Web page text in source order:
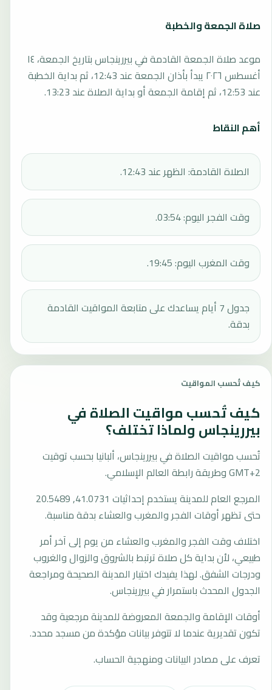
صلاة الجمعة والخطبة
موعد صلاة الجمعة القادمة في بيررينجاس بتاريخ الجمعة، ١٤
أغسطس ٢٠٢٦ يبدأ بأذان الجمعة عند 12:43، ثم بداية الخطبة
عند 12:53، ثم إقامة الجمعة أو بداية الصلاة عند 13:23.
أهم النقاط
الصلاة القادمة: الظهر عند 12:43.
وقت الفجر اليوم: 03:54.
وقت المغرب اليوم: 19:45.
جدول 7 أيام يساعدك على متابعة المواقيت القادمة
بدقة.
كيف تُحسب المواقيت
كيف تُحسب مواقيت الصلاة في
بيررينجاس ولماذا تختلف؟
تُحسب مواقيت الصلاة في بيررينجاس، ألبانيا بحسب توقيت
GMT+2 وطريقة رابطة العالم الإسلامي.
المرجع العام للمدينة يستخدم إحداثيات 41.0731, 20.5489
حتى تظهر أوقات الفجر والمغرب والعشاء بدقة مناسبة.
اختلاف وقت الفجر والمغرب والعشاء من يوم إلى آخر أمر
طبيعي، لأن بداية كل صلاة ترتبط بالشروق والزوال والغروب
ودرجات الشفق. لهذا يفيدك اختيار المدينة الصحيحة ومراجعة
الجدول المحدث باستمرار في بيررينجاس.
أوقات الإقامة والجمعة المعروضة للمدينة مرجعية وقد
تكون تقديرية عندما لا تتوفر بيانات مؤكدة من مسجد محدد.
تعرف على مصادر البيانات ومنهجية الحساب.